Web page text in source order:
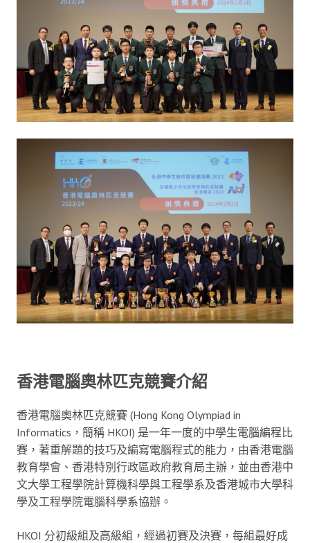
香港電腦奧林匹克競賽介紹
香港電腦奧林匹克競賽 (Hong Kong Olympiad in
Informatics，簡稱 HKOI) 是一年一度的中學生電腦編程比
賽，著重解題的技巧及編寫電腦程式的能力，由香港電腦
教育學會、香港特別行政區政府教育局主辦，並由香港中
文大學工程學院計算機科學與工程學系及香港城市大學科
學及工程學院電腦科學系協辦。
HKOI 分初級組及高級組，經過初賽及決賽，每組最好成